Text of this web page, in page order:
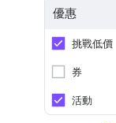
優惠
挑戰低價
券
活動